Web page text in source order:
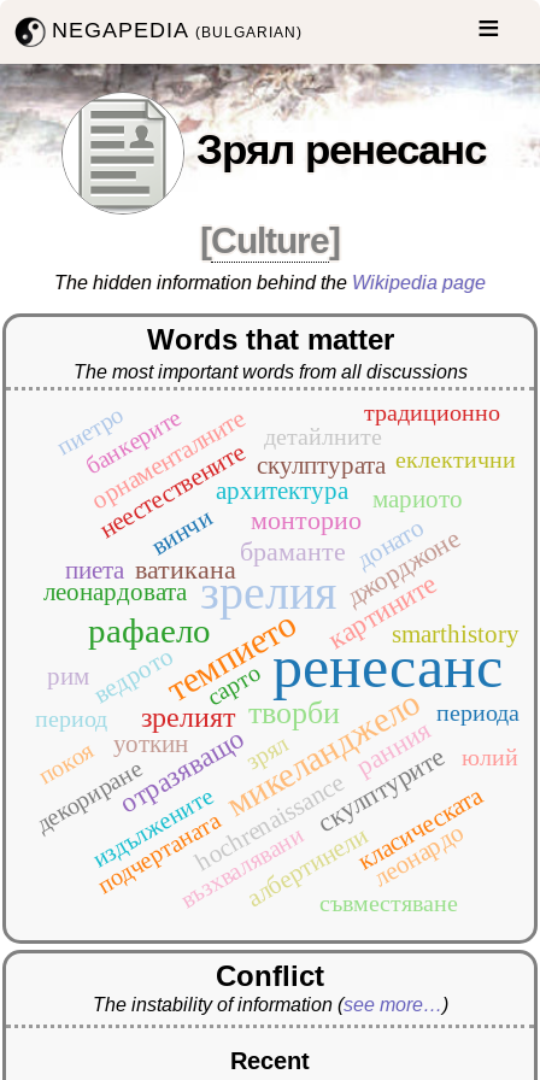
NEGAPEDIA(BULGARIAN)
Зрял ренесанс
[Culture]
The hidden information behind the Wikipedia page
Words that matter
The most important words from all discussions
ренесанс
зрелия
темпието
микеланджело
рафаело
творби
зрелият
картините
отразяващо
браманте
ватикана джорджоне
монторио
ранния
скулптурите
hochrenaissance
smarthistory
албертинели
архитектура
ведрото
винчи донато
класическата
леонардо
леонардовата
мариото
неестествените
орнаменталните
пиета
рим
скулптурата
уоткин
банкерите
възхвалявани
декориране
детайлните
еклектични
зрял
издължените
период периода
пиетро
подчертаната
покоя
сарто
съвместяване
традиционно
юлий
Conflict
The instability of information (see more…)
Recent